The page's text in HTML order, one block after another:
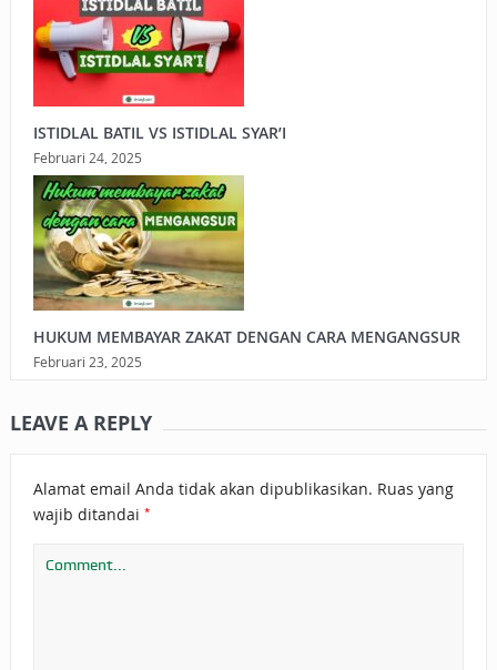
ISTIDLAL BATIL VS ISTIDLAL SYAR’I
Februari 24, 2025
HUKUM MEMBAYAR ZAKAT DENGAN CARA MENGANGSUR
Februari 23, 2025
LEAVE A REPLY
Alamat email Anda tidak akan dipublikasikan. Ruas yang
wajib ditandai *